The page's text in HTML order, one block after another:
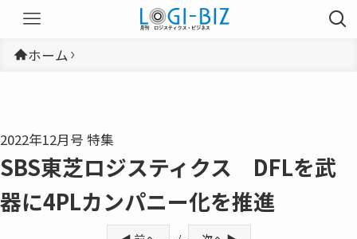
ホーム
2022年12月号 特集
SBS東芝ロジスティクス DFLを武
器に4PLカンパニー化を推進